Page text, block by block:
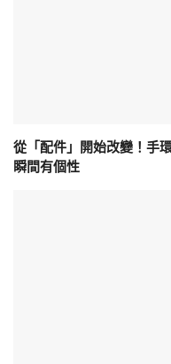
從「配件」開始改變！手
瞬間有個性